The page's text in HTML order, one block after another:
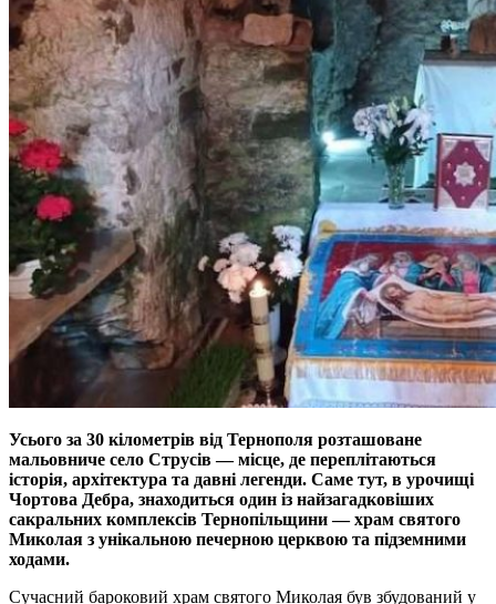
Усього за 30 кілометрів від Тернополя розташоване
мальовниче село Струсів — місце, де переплітаються
історія, архітектура та давні легенди. Саме тут, в урочищі
Чортова Дебра, знаходиться один із найзагадковіших
сакральних комплексів Тернопільщини — храм святого
Миколая з унікальною печерною церквою та підземними
ходами.
Сучасний бароковий храм святого Миколая був збудований у